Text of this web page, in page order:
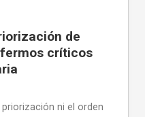
de
críticos
ni el orden